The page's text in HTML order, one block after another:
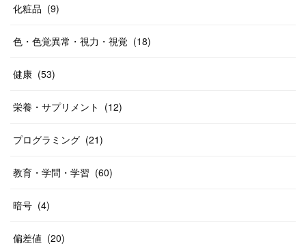
化粧品 (9)
色・色覚異常・視力・視覚 (18)
健康 (53)
栄養・サプリメント (12)
プログラミング (21)
教育・学問・学習 (60)
暗号 (4)
偏差値 (20)